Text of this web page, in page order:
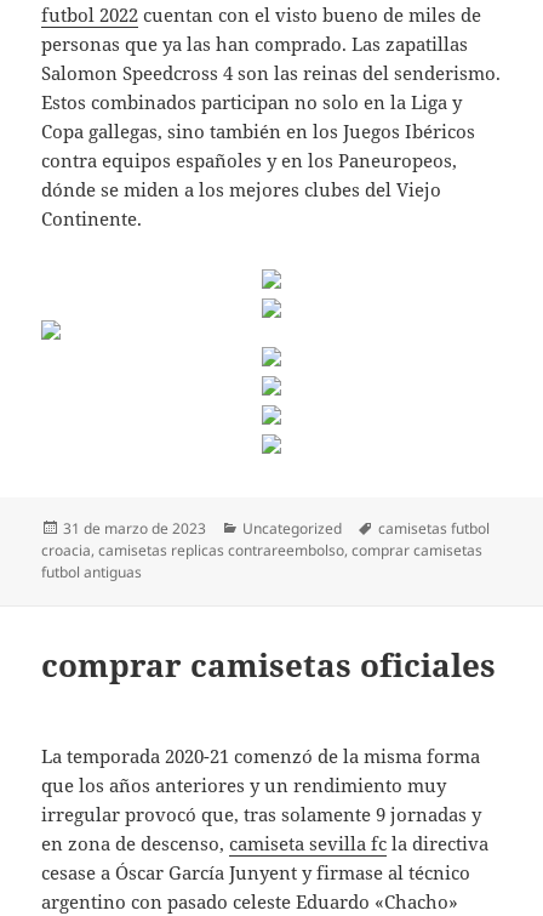
futbol 2022 cuentan con el visto bueno de miles de
personas que ya las han comprado. Las zapatillas
Salomon Speedcross 4 son las reinas del senderismo.
Estos combinados participan no solo en la Liga y
Copa gallegas, sino también en los Juegos Ibéricos
contra equipos españoles y en los Paneuropeos,
dónde se miden a los mejores clubes del Viejo
Continente.
Publicado
el
31 de marzo de 2023 Categorías
Uncategorized Etiquetas
camisetas futbol
croacia,camisetas replicas contrareembolso,comprar camisetas
futbol antiguas
comprar camisetas oficiales
La temporada 2020-21 comenzó de la misma forma
que los años anteriores y un rendimiento muy
irregular provocó que, tras solamente 9 jornadas y
en zona de descenso,camiseta sevilla fc la directiva
cesase a Óscar García Junyent y firmase al técnico
argentino con pasado celeste Eduardo «Chacho»